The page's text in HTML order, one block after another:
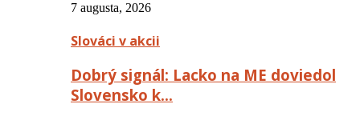
7 augusta, 2026
Slováci v akcii
Dobrý signál: Lacko na ME doviedol
Slovensko k…